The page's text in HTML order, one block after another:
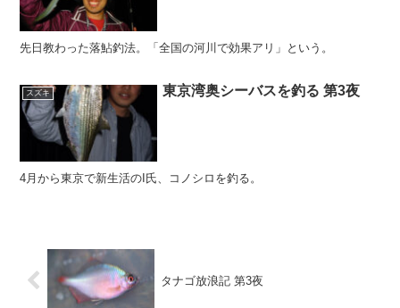
先日教わった落鮎釣法。「全国の河川で効果アリ」という。
スズキ 東京湾奥シーバスを釣る 第3夜
4月から東京で新生活のI氏、コノシロを釣る。
タナゴ放浪記 第3夜